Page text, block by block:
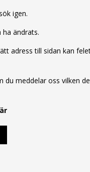
igen.
ändrats.
adress till sidan kan
meddelar oss vilken